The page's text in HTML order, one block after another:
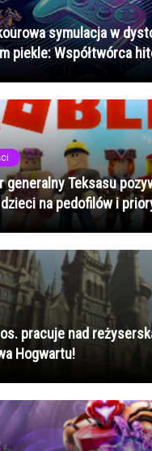
symulacja w
piekle: Współtwórca
pokładzie
generalny Teksasu
na pedofilów i
pracuje nad
Hogwartu!